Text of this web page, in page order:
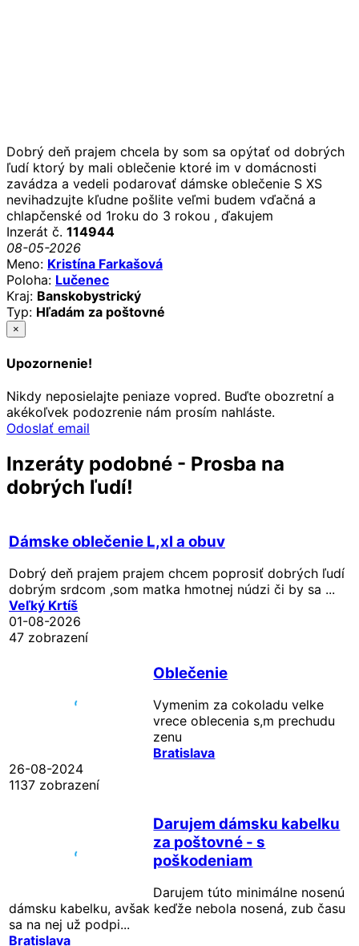
Dobrý deň prajem chcela by som sa opýtať od dobrých
ľudí ktorý by mali oblečenie ktoré im v domácnosti
zavádza a vedeli podarovať dámske oblečenie S XS
nevihadzujte kľudne pošlite veľmi budem vďačná a
chlapčenské od 1roku do 3 rokou , ďakujem
Inzerát č. 114944
08-05-2026
Meno: Kristína Farkašová
Poloha: Lučenec
Kraj: Banskobystrický
Typ: Hľadám za poštovné
×
Upozornenie!
Nikdy neposielajte peniaze vopred. Buďte obozretní a
akékoľvek podozrenie nám prosím nahláste.
Odoslať email
Inzeráty podobné - Prosba na
dobrých ľudí!
Dámske oblečenie L,xl a obuv
Dobrý deň prajem prajem chcem poprosiť dobrých ľudí
dobrým srdcom ,som matka hmotnej núdzi či by sa ...
Veľký Krtíš
01-08-2026
47 zobrazení
Oblečenie
Vymenim za cokoladu velke
vrece oblecenia s,m prechudu
zenu
Bratislava
26-08-2024
1137 zobrazení
Darujem dámsku kabelku
za poštovné - s
poškodeniam
Darujem túto minimálne nosenú
dámsku kabelku, avšak keďže nebola nosená, zub času
sa na nej už podpi...
Bratislava